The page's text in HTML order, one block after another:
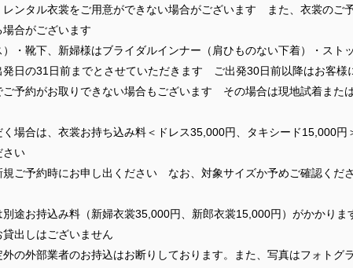
レンタル衣裳をご用意ができない場合がございます また、衣裳のご
合がございます
）・靴下、新婦様はブライダルインナー（肩ひものない下着）・スト
発日の31日前までとさせていただきます ご出発30日前以降はお客様
予約がお取りできない場合もございます その場合は現地試着また
場合は、衣裳お持ち込み料＜ドレス35,000円、タキシード15,000円
さい
規ご予約時にお申し出ください なお、対象サイズか予めご確認くだ
別途お持込み料（新婦衣裳35,000円、新郎衣裳15,000円）がかかりま
出しはございません
外の外部業者のお持込はお断りしております。また、写真はフォトグ